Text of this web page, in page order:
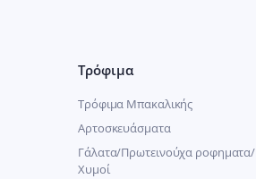
Τρόφιμα
Τρόφιμα Μπακαλικής
Αρτοσκευάσματα
Γάλατα/Πρωτεινούχα ροφηματα/
Χυμοί